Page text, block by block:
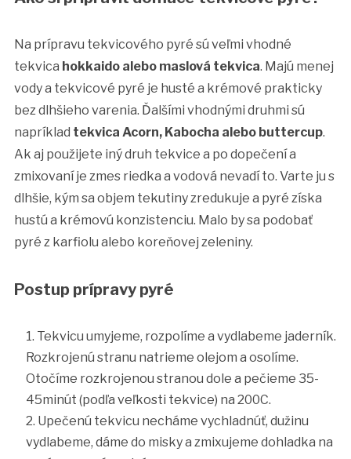
Na prípravu tekvicového pyré sú veľmi vhodné
tekvica hokkaido alebo maslová tekvica. Majú menej
vody a tekvicové pyré je husté a krémové prakticky
bez dlhšieho varenia. Ďalšími vhodnými druhmi sú
napríklad tekvica Acorn, Kabocha alebo buttercup.
Ak aj použijete iný druh tekvice a po dopečení a
zmixovaní je zmes riedka a vodová nevadí to. Varte ju s
dlhšie, kým sa objem tekutiny zredukuje a pyré získa
hustú a krémovú konzistenciu. Malo by sa podobať
pyré z karfiolu alebo koreňovej zeleniny.
Postup prípravy pyré
Tekvicu umyjeme, rozpolíme a vydlabeme jaderník.
Rozkrojenú stranu natrieme olejom a osolíme.
Otočíme rozkrojenou stranou dole a pečieme 35-
45minút (podľa veľkosti tekvice) na 200C.
Upečenú tekvicu necháme vychladnúť, dužinu
vydlabeme, dáme do misky a zmixujeme dohladka na